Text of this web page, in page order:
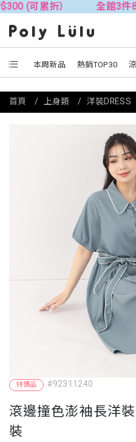
累折） 全館3件88折
本周新品 熱銷TOP30
特價品 #92311240
滾邊撞色澎袖長洋
裝
首頁 上身類 洋裝DRESS